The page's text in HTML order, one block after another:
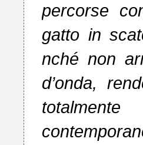
percorse
gatto in
nché non
d’onda,